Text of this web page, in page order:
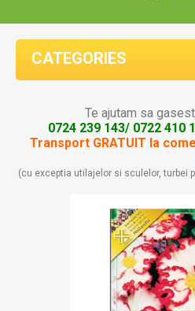
CATEGORIES
Te ajutam sa
0724 239 143/ 0722 410
Transport GRATUIT la
(cu exceptia utilajelor si sculelor, turbei